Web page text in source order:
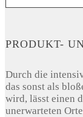
PRODUKT-
Durch die
das sonst als
wird, lässt einen
unerwarteten